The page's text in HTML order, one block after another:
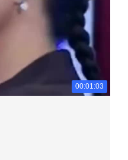
00:01:03